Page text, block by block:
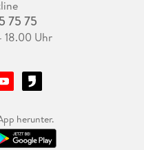
75 75
18.00 Uhr
herunter.